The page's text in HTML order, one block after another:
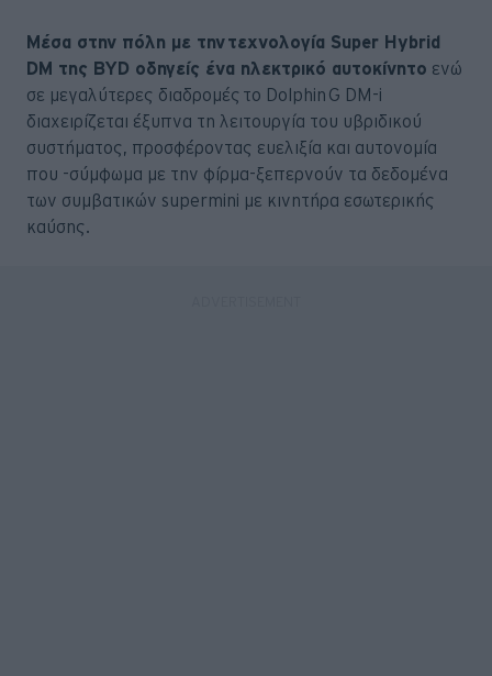
Μέσα στην πόλη με την τεχνολογία Super Hybrid
DM της BYD οδηγείς ένα ηλεκτρικό αυτοκίνητο ενώ
σε μεγαλύτερες διαδρομές το Dolphin G DM-i
διαχειρίζεται έξυπνα τη λειτουργία του υβριδικού
συστήματος, προσφέροντας ευελιξία και αυτονομία
που -σύμφωμα με την φίρμα-ξεπερνούν τα δεδομένα
των συμβατικών supermini με κινητήρα εσωτερικής
καύσης.